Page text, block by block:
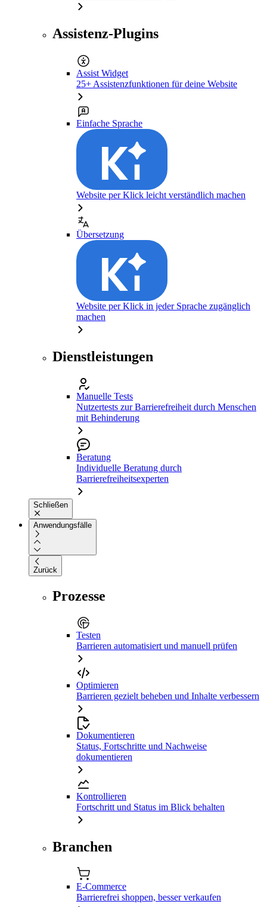
Assistenz-Plugins
Assist Widget
25+ Assistenzfunktionen für deine Website
Einfache Sprache
Website per Klick leicht verständlich machen
Übersetzung
Website per Klick in jeder Sprache zugänglich
machen
Dienstleistungen
Manuelle Tests
Nutzertests zur Barrierefreiheit durch Menschen
mit Behinderung
Beratung
Individuelle Beratung durch
Barrierefreiheitsexperten
Schließen
Anwendungsfälle
Zurück
Prozesse
Testen
Barrieren automatisiert und manuell prüfen
Optimieren
Barrieren gezielt beheben und Inhalte verbessern
Dokumentieren
Status, Fortschritte und Nachweise
dokumentieren
Kontrollieren
Fortschritt und Status im Blick behalten
Branchen
E-Commerce
Barrierefrei shoppen, besser verkaufen